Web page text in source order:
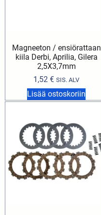
Magneeton / ensiörattaan
kiila Derbi, Aprilia, Gilera
2,5X3,7mm
1,52 € SIS. ALV
Lisää ostoskoriin